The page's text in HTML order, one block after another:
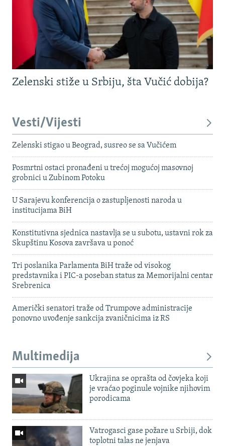
Zelenski stiže u Srbiju, šta Vučić dobija?
Vesti/Vijesti
Zelenski stigao u Beograd, susreo se sa Vučićem
Posmrtni ostaci pronađeni u trećoj mogućoj masovnoj
grobnici u Zubinom Potoku
U Sarajevu konferencija o zastupljenosti naroda u
institucijama BiH
Konstitutivna sjednica nastavlja se u subotu, ustavni rok za
Skupštinu Kosova završava u ponoć
Tri poslanika Parlamenta BiH traže od visokog
predstavnika i PIC-a poseban status za Memorijalni centar
Srebrenica
Američki senatori traže od Trumpove administracije
ponovno uvođenje sankcija zvaničnicima iz RS
Multimedija
Ukrajina se oprašta od čovjeka koji
je vraćao poginule vojnike njihovim
porodicama
Vatrogasci gase požare u Srbiji, dok
toplotni talas ne jenjava